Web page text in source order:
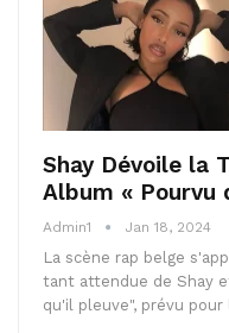
Shay Dévoile la
Album « Pourvu
Admin1 Jan 18, 2024
La scène rap belge
tant attendue de Shay
qu'il pleuve", prévu